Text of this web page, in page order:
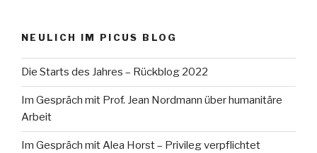
NEULICH IM PICUS BLOG
Die Starts des Jahres – Rückblog 2022
Im Gespräch mit Prof. Jean Nordmann über humanitäre
Arbeit
Im Gespräch mit Alea Horst – Privileg verpflichtet